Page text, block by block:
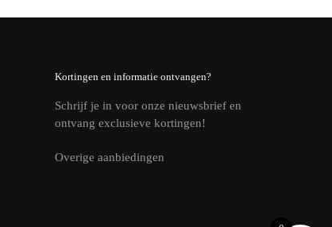
Kortingen en informatie ontvangen?
Schrijf je in voor onze nieuwsbrief en
ontvang exclusieve kortingen!
Overige aanbiedingen